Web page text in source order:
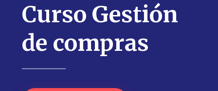
Curso Gestión
de compras